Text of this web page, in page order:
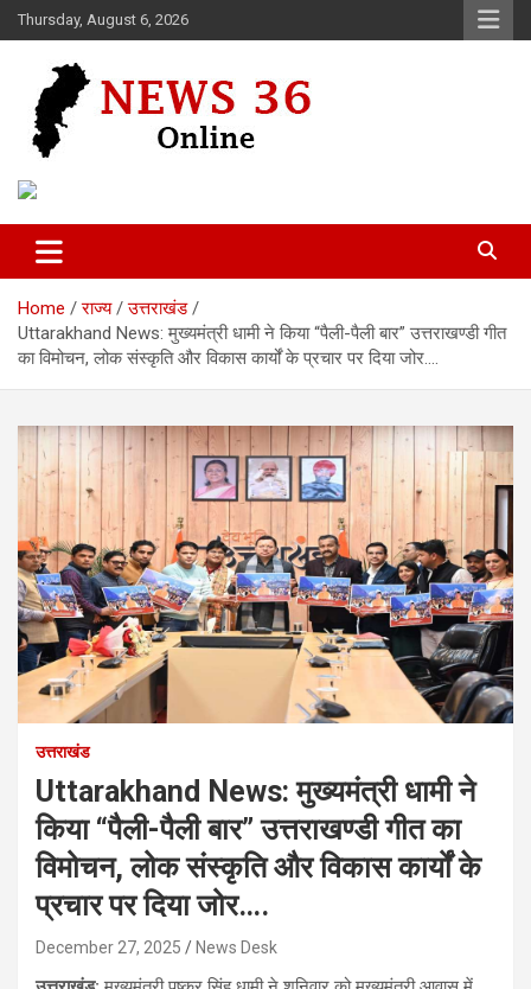
Skip
to
Thursday, August 6, 2026
News 36
Home राज्य
उत्तराखंड
Uttarakhand News: मुख्यमंत्री धामी ने किया “पैली-पैली बार” उत्तराखण्डी गीत
का विमोचन, लोक संस्कृति और विकास कार्यों के प्रचार पर दिया जोर….
उत्तराखंड
Uttarakhand News: मुख्यमंत्री धामी ने
किया “पैली-पैली बार” उत्तराखण्डी गीत का
विमोचन, लोक संस्कृति और विकास कार्यों के
प्रचार पर दिया जोर….
December 27, 2025 News Desk